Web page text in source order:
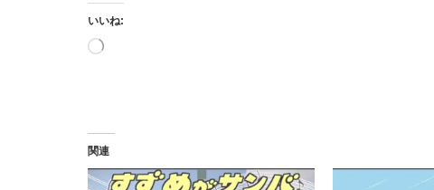
いいね:
読
み
関連